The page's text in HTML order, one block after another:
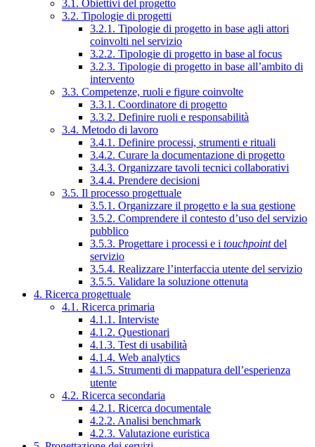
3.1. Obiettivi del progetto
3.2. Tipologie di progetti
3.2.1. Tipologie di progetto in base agli attori
coinvolti nel servizio
3.2.2. Tipologie di progetto in base al focus
3.2.3. Tipologie di progetto in base all’ambito di
intervento
3.3. Competenze, ruoli e figure coinvolte
3.3.1. Coordinatore di progetto
3.3.2. Definire ruoli e responsabilità
3.4. Metodo di lavoro
3.4.1. Definire processi, strumenti e rituali
3.4.2. Curare la documentazione di progetto
3.4.3. Organizzare tavoli tecnici collaborativi
3.4.4. Prendere decisioni
3.5. Il processo progettuale
3.5.1. Organizzare il progetto e la sua gestione
3.5.2. Comprendere il contesto d’uso del servizio
pubblico
3.5.3. Progettare i processi e i touchpointdel
servizio
3.5.4. Realizzare l’interfaccia utente del servizio
3.5.5. Validare la soluzione ottenuta
4. Ricerca progettuale
4.1. Ricerca primaria
4.1.1. Interviste
4.1.2. Questionari
4.1.3. Test di usabilità
4.1.4. Web analytics
4.1.5. Strumenti di mappatura dell’esperienza
utente
4.2. Ricerca secondaria
4.2.1. Ricerca documentale
4.2.2. Analisi benchmark
4.2.3. Valutazione euristica